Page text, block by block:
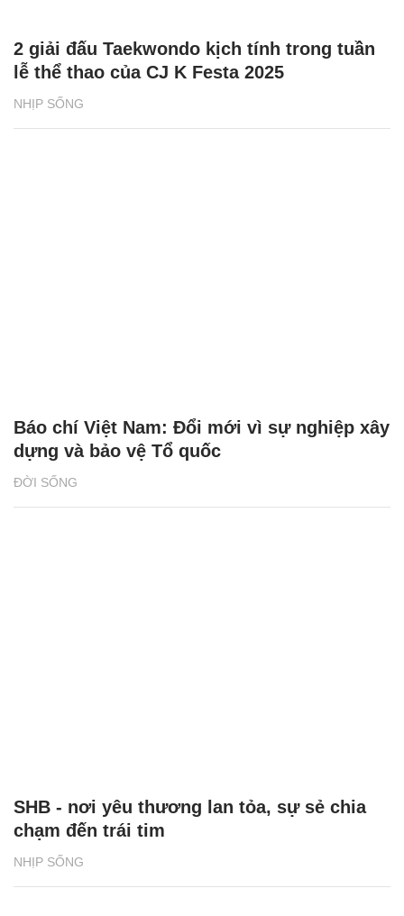
NHỊP SỐNG
2 giải đấu Taekwondo kịch tính trong tuần
lễ thể thao của CJ K Festa 2025
ĐỜI SỐNG
Báo chí Việt Nam: Đổi mới vì sự nghiệp xây
dựng và bảo vệ Tổ quốc
NHỊP SỐNG
SHB - nơi yêu thương lan tỏa, sự sẻ chia
chạm đến trái tim